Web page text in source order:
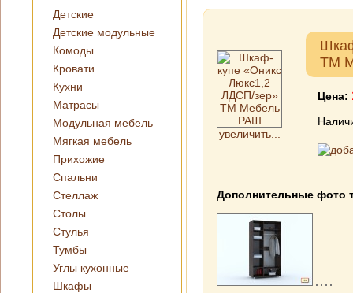
Детские
Детские модульные
Комоды
Кровати
Кухни
Матрасы
Модульная мебель
Мягкая мебель
Прихожие
Спальни
Стеллаж
Столы
Стулья
Тумбы
Углы кухонные
Шкафы
увеличить...
ТМ
Цена:
Дополнительные фото